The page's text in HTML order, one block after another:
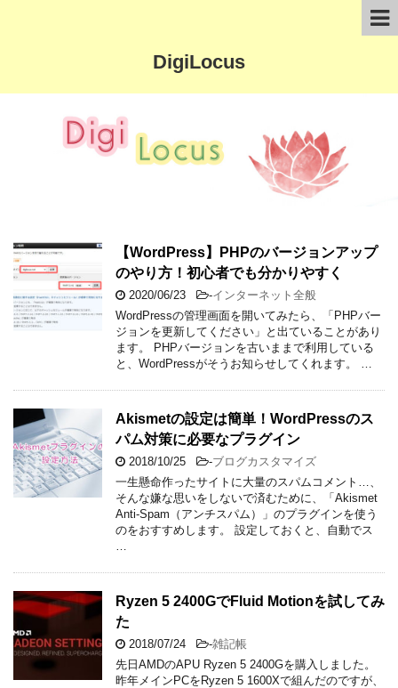
DigiLocus
【WordPress】PHPのバージョンアップ
のやり方！初心者でも分かりやすく
2020/06/23 -インターネット全般
WordPressの管理画面を開いてみたら、「PHPバー
ジョンを更新してください」と出ていることがあり
ます。 PHPバージョンを古いままで利用している
と、WordPressがそうお知らせしてくれます。 …
Akismetの設定は簡単！WordPressのス
パム対策に必要なプラグイン
2018/10/25 -ブログカスタマイズ
一生懸命作ったサイトに大量のスパムコメント…、
そんな嫌な思いをしないで済むために、「Akismet
Anti-Spam（アンチスパム）」のプラグインを使う
のをおすすめします。 設定しておくと、自動でス
Ryzen 5 2400GでFluid Motionを試してみ
た
2018/07/24 -雑記帳
先日AMDのAPU Ryzen 5 2400Gを購入しました。
昨年メインPCをRyzen 5 1600Xで組んだのですが、